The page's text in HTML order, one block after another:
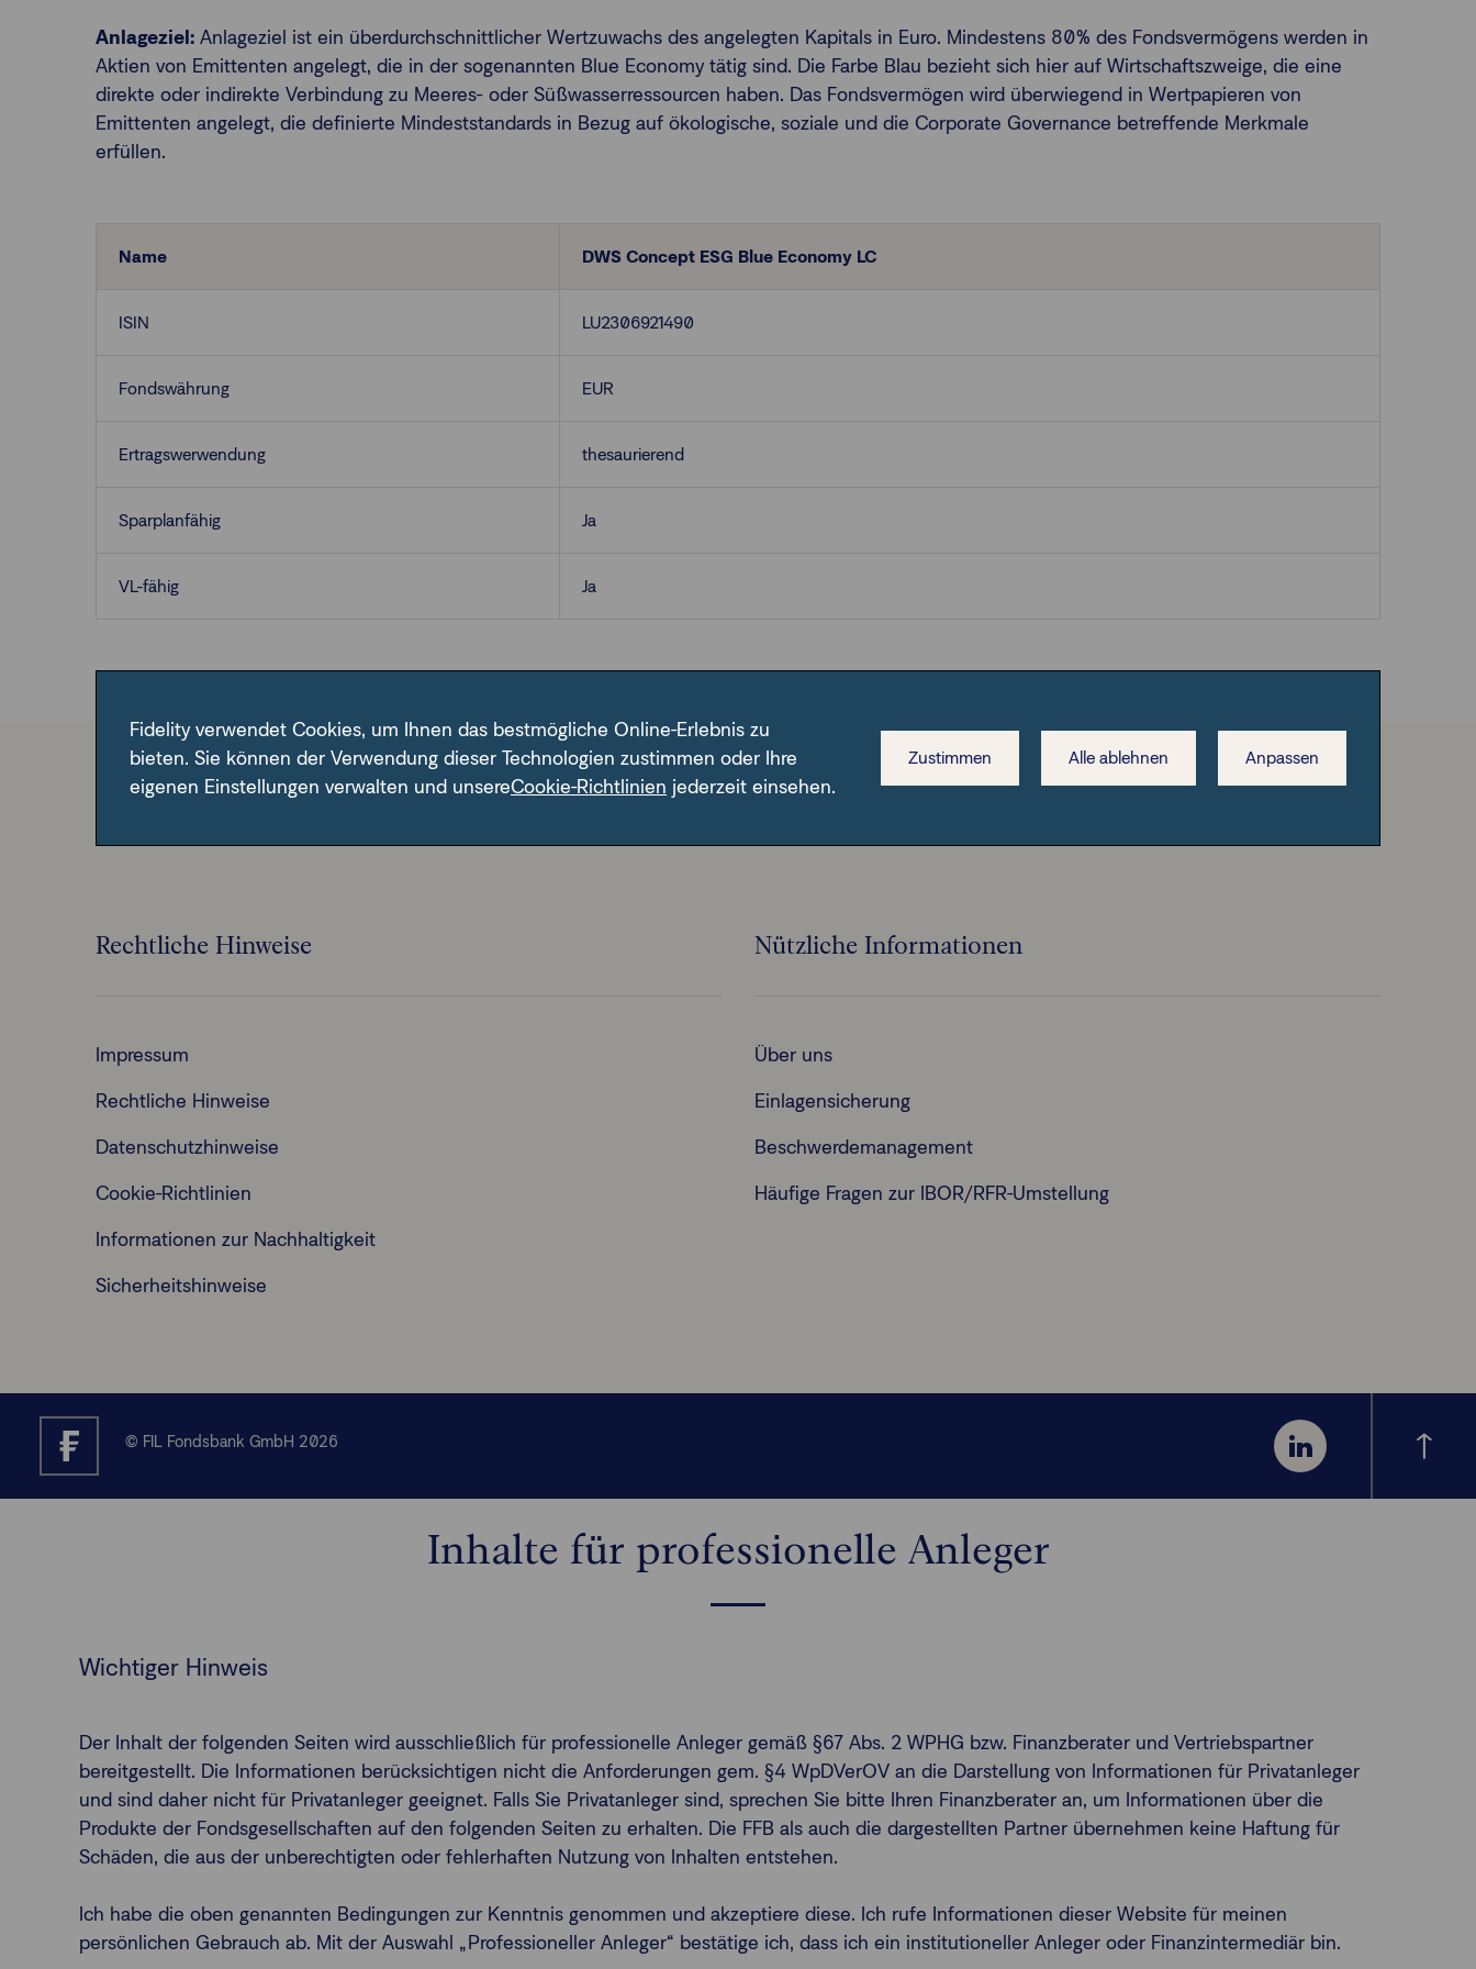
Anlageziel: Anlageziel ist ein überdurchschnittlicher Wertzuwachs des angelegten Kapitals in Euro. Mindestens 80% des Fondsvermögens werden in
Aktien von Emittenten angelegt, die in der sogenannten Blue Economy tätig sind. Die Farbe Blau bezieht sich hier auf Wirtschaftszweige, die eine
direkte oder indirekte Verbindung zu Meeres- oder Süßwasserressourcen haben. Das Fondsvermögen wird überwiegend in Wertpapieren von
Emittenten angelegt, die definierte Mindeststandards in Bezug auf ökologische, soziale und die Corporate Governance betreffende Merkmale
erfüllen.
Name DWS Concept ESG Blue Economy LC
ISIN LU2306921490
Fondswährung EUR
Ertragswerwendung thesaurierend
Sparplanfähig Ja
VL-fähig Ja
Im Fondsfinder der FFB unter der angegebenen ISIN.
Rechtliche Hinweise
Impressum
Rechtliche Hinweise
Datenschutzhinweise
Cookie-Richtlinien
Informationen zur Nachhaltigkeit
Sicherheitshinweise
Nützliche Informationen
Über uns
Einlagensicherung
Beschwerdemanagement
Häufige Fragen zur IBOR/RFR-Umstellung
© FIL Fondsbank GmbH 2026
Inhalte für professionelle Anleger
Wichtiger Hinweis
Der Inhalt der folgenden Seiten wird ausschließlich für professionelle Anleger gemäß §67 Abs. 2 WPHG bzw. Finanzberater und Vertriebspartner
bereitgestellt. Die Informationen berücksichtigen nicht die Anforderungen gem. §4 WpDVerOV an die Darstellung von Informationen für Privatanleger
und sind daher nicht für Privatanleger geeignet. Falls Sie Privatanleger sind, sprechen Sie bitte Ihren Finanzberater an, um Informationen über die
Produkte der Fondsgesellschaften auf den folgenden Seiten zu erhalten. Die FFB als auch die dargestellten Partner übernehmen keine Haftung für
Schäden, die aus der unberechtigten oder fehlerhaften Nutzung von Inhalten entstehen.
Ich habe die oben genannten Bedingungen zur Kenntnis genommen und akzeptiere diese. Ich rufe Informationen dieser Website für meinen
persönlichen Gebrauch ab. Mit der Auswahl „Professioneller Anleger“ bestätige ich, dass ich ein institutioneller Anleger oder Finanzintermediär bin.
Fidelity verwendet Cookies, um Ihnen das bestmögliche Online-Erlebnis zu
bieten. Sie können der Verwendung dieser Technologien zustimmen oder Ihre
eigenen Einstellungen verwalten und unsereCookie-Richtlinien jederzeit einsehen.
Zustimmen Alle ablehnen Anpassen